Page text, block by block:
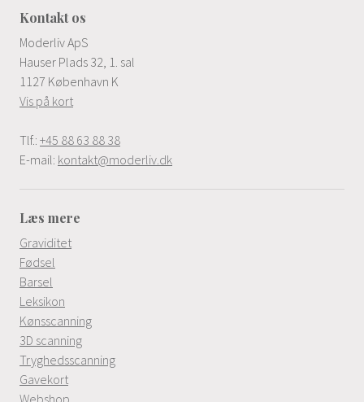
Kontakt os
Moderliv ApS
Hauser Plads 32, 1. sal
1127 København K
Vis på kort
Tlf.: +45 88 63 88 38
E-mail: kontakt@moderliv.dk
Læs mere
Graviditet
Fødsel
Barsel
Leksikon
Kønsscanning
3D scanning
Tryghedsscanning
Gavekort
Webshop